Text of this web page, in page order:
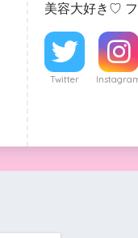
美容大好き♡ フ
Twitter